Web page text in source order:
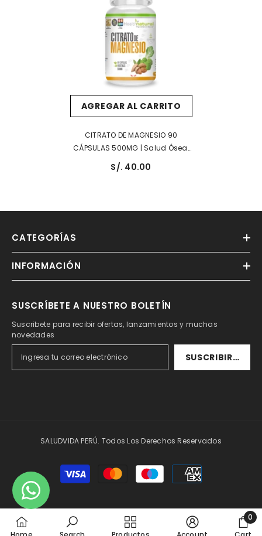
AGREGAR AL CARRITO
CITRATO DE MAGNESIO 90
CÁPSULAS 500MG | Salud Ósea,
Diabetes, Estreñimiento, Estrés,
Ansiedad.
S/. 40.00
CATEGORÍAS
INFORMACIÓN
SUSCRÍBETE A NUESTRO BOLETÍN
Suscribete para recibir ofertas, lanzamientos y muchas
novedades
SUSCRIBIRSE
SALUDVIDA PERÚ. Todos Los Derechos Reservados
Formas
de
0
0